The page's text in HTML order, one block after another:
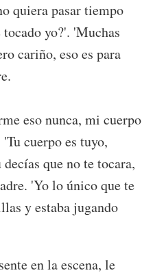
quiera pasar tiempo
yo?'. 'Muchas
cariño, eso es para
eso nunca, mi cuerpo
cuerpo es tuyo,
que no te tocara,
'Yo lo único que te
y estaba jugando
en la escena, le